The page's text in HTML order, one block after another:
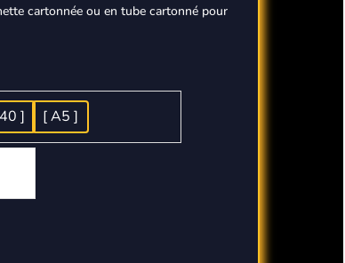
cartonnée ou en tube cartonné pour
] [ A5 ]